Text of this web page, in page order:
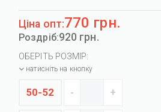
Ціна опт:770 грн.
Роздріб:920 грн.
ОБЕРІТЬ РОЗМІР:
натисніть на кнопку
50-52